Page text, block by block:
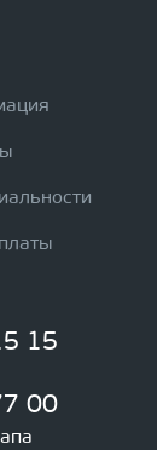
15
00